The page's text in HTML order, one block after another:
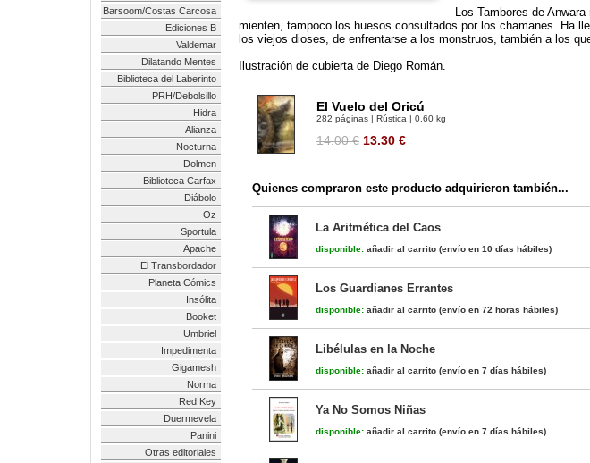
Barsoom/Costas Carcosa
Ediciones B
Valdemar
Dilatando Mentes
Biblioteca del Laberinto
PRH/Debolsillo
Hidra
Alianza
Nocturna
Dolmen
Biblioteca Carfax
Diábolo
Oz
Sportula
Apache
El Transbordador
Planeta Cómics
Insólita
Booket
Umbriel
Impedimenta
Gigamesh
Norma
Red Key
Duermevela
Panini
Otras editoriales
Los Tambores de
mienten, tampoco los huesos consultados por los chamanes. Ha
los viejos dioses, de enfrentarse a los monstruos, también a los
Ilustración de cubierta de Diego Román.
El Vuelo del Oricú
282 páginas | Rústica | 0.60 kg
14.00 € 13.30 €
Quienes compraron este producto adquirieron también...
La Aritmética del Caos
disponible: añadir al carrito (envío en 10 días hábiles)
Los Guardianes Errantes
disponible: añadir al carrito (envío en 72 horas hábiles)
Libélulas en la Noche
disponible: añadir al carrito (envío en 7 días hábiles)
Ya No Somos Niñas
disponible: añadir al carrito (envío en 7 días hábiles)